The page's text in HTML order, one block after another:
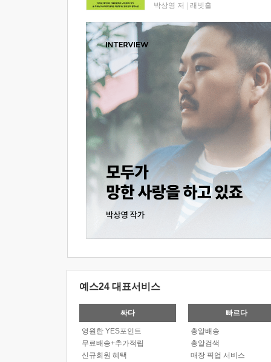
박상영 저 래빗홀
예스24 대표서비스
싸다
영원한 YES포인트
무료배송+추가적립
신규회원 혜택
빠르다
총알배송
총알검색
매장 픽업 서비스